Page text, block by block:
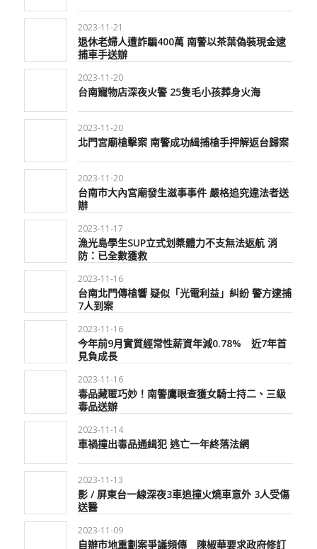
2023-11-21
退休老婦人遭詐騙400萬 南警以茶葉偽裝現金逮
捕車手送辦
2023-11-20
台南寵物店深夜火警 25隻毛小孩葬身火海
2023-11-20
北門宮廟槍擊案 南警成功緝捕槍手押解返台歸案
2023-11-20
台南市大內宮廟發生滋事事件 嚴格追究違法者送
辦
2023-11-17
漁光島學生SUP立式划槳體力不支無法返航 消
防：已全數獲救
2023-11-16
台南北門傳槍響 疑似「光電利益」糾紛 警方逮捕
7人到案
2023-11-16
今年前9月實質經常性薪資年減0.78% 近7年首
見負成長
2023-11-16
毒品藏匿巧妙！南警鷹眼查獲女騎士持二、三級
毒品送辦
2023-11-14
車禍撞出毒品通緝犯 逃亡一年終落法網
2023-11-13
影 / 屏東台一線深夜3車追撞火燒車意外 3人受傷
送醫
2023-11-09
自辦市地重劃案爭議頻傳 陳椒華要求政府修訂